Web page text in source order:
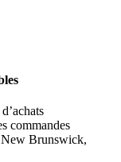
commandes
Brunswick,